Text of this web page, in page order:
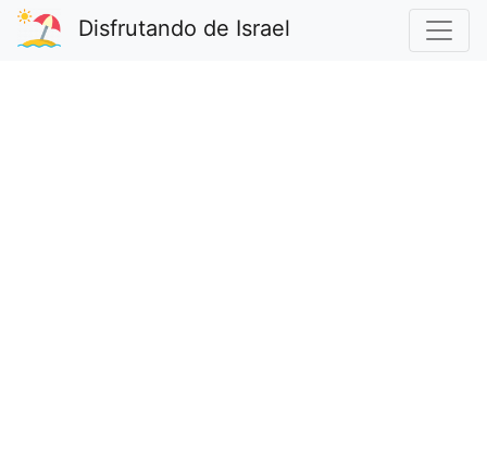
Disfrutando de Israel